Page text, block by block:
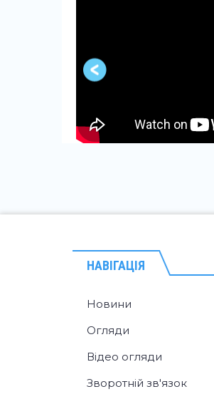
НАВІГАЦІЯ
Новини
Огляди
Відео огляди
Зворотній зв'язок